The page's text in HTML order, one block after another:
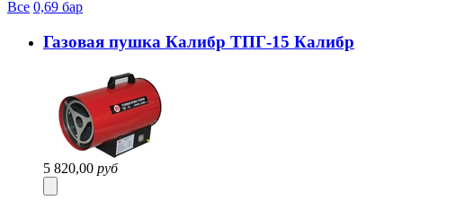
Все 0,69 бар
Газовая пушка Калибр ТПГ-15 Калибр
5 820,00 руб